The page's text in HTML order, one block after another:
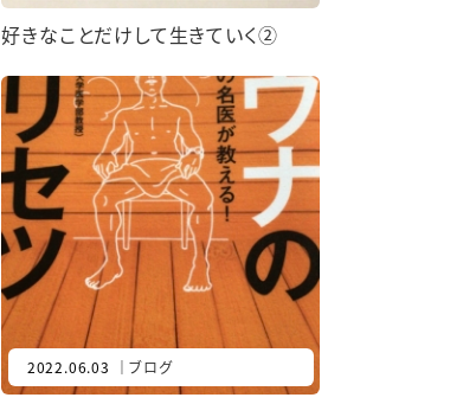
好きなことだけして生きていく②
2022.06.03 ｜ブログ